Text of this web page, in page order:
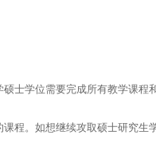
士学位需要完成所有教学课程
程。如想继续攻取硕士研究生